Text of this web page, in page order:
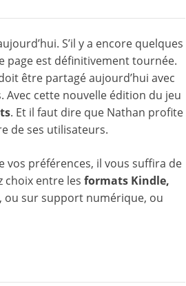
S’il y a encore quelques
page est définitivement tournée.
être partagé aujourd’hui avec
cette nouvelle édition du jeu
. Et il faut dire que Nathan profite
de ses utilisateurs.
vos préférences, il vous suffira de
choix entre les formats Kindle,
ou sur support numérique, ou